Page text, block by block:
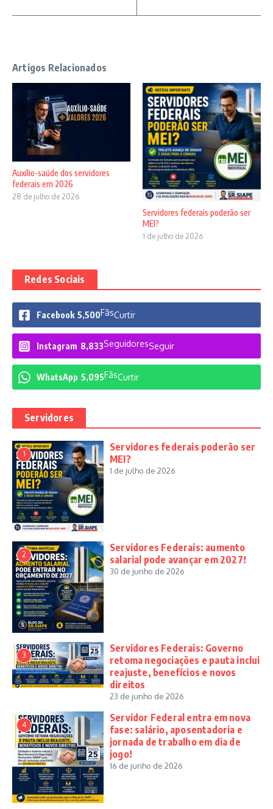
Artigos Relacionados
Auxílio-saúde dos servidores
federais em 2026
28 de julho de 2026
Servidores federais poderão ser
MEI?
1 de julho de 2026
Redes Sociais
Facebook 5,500FãsCurtir
Instagram 8,833SeguidoresSeguir
WhatsApp 5,095FãsCurtir
Servidores
1
Servidores federais poderão ser
MEI?
1 de julho de 2026
2
Servidores Federais: aumento
salarial pode avançar em 2027!
30 de junho de 2026
3
Servidores Federais: Governo
retoma negociações e pauta inclui
reajuste, benefícios e novos
direitos
23 de junho de 2026
4
Servidor Federal entra em nova
fase: salário, aposentadoria e
jornada de trabalho em dia de
jogo!
16 de junho de 2026